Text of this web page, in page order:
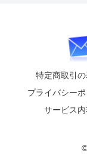
特定商取引
プライバシー
サービス内